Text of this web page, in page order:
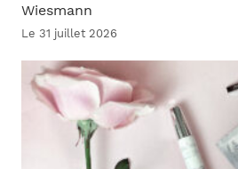
Wiesmann
Le 31 juillet 2026